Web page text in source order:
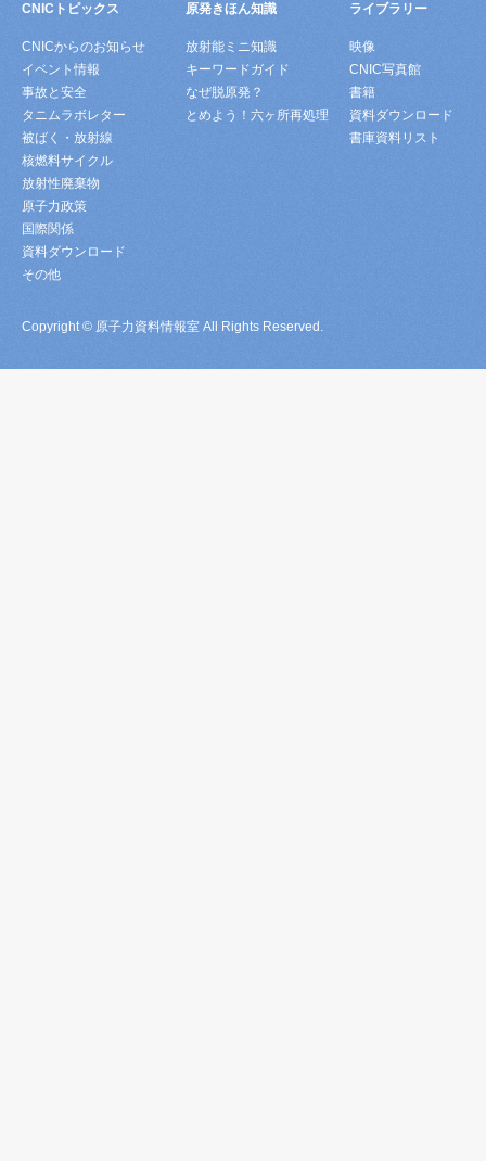
CNICトピックス
CNICからのお知らせ
イベント情報
事故と安全
タニムラボレター
被ばく・放射線
核燃料サイクル
放射性廃棄物
原子力政策
国際関係
資料ダウンロード
その他
原発きほん知識
放射能ミニ知識
キーワードガイド
なぜ脱原発？
とめよう！六ヶ所再処理
ライブラリー
映像
CNIC写真館
書籍
資料ダウンロード
書庫資料リスト
Copyright © 原子力資料情報室 All Rights Reserved.